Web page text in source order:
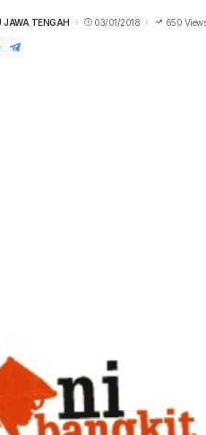
JAWA TENGAH 03/01/2018 650 Views